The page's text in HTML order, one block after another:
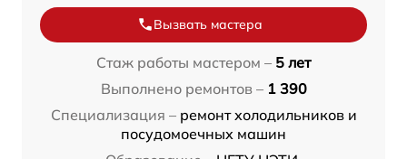
Вызвать мастера
Стаж работы мастером – 5 лет
Выполнено ремонтов – 1 390
Специализация – ремонт холодильников и
посудомоечных машин